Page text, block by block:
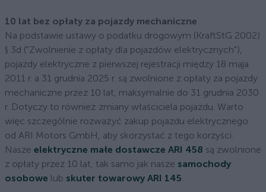
10 lat bez opłaty za pojazdy mechaniczne
Na podstawie ustawy o podatku drogowym (KraftStG 2002)
§ 3d ("Zwolnienie z opłaty dla pojazdów elektrycznych"),
pojazdy elektryczne z pierwszej rejestracji między 18 maja
2011 r. a 31 grudnia 2025 r. są zwolnione z opłaty za pojazdy
mechaniczne przez 10 lat, maksymalnie do 31 grudnia 2030
r. Dotyczy to również zmiany właściciela pojazdu. Warto
więc szczególnie rozważyć zakup pojazdu elektrycznego
od ARI Motors GmbH, aby skorzystać z tego korzyści.
Nasze elektryczne małe dostawcze ARI 458 są zwolnione
z opłaty przez 10 lat, tak samo jak nasze samochody
osobowe lub skuter towarowy ARI 145.